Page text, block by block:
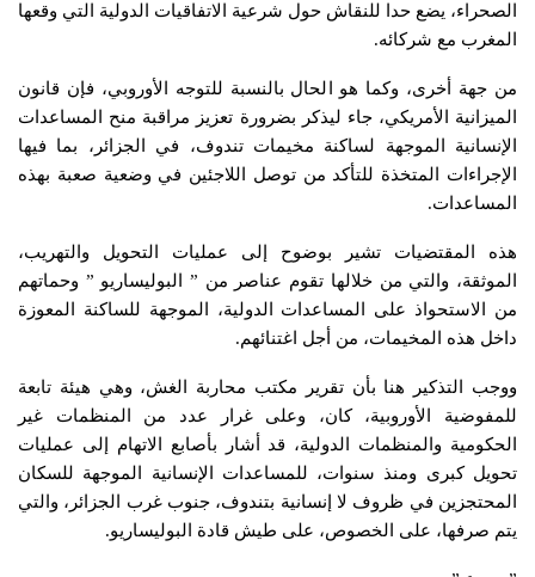
الصحراء، يضع حدا للنقاش حول شرعية الاتفاقيات الدولية التي وقعها
المغرب مع شركائه.
من جهة أخرى، وكما هو الحال بالنسبة للتوجه الأوروبي، فإن قانون
الميزانية الأمريكي، جاء ليذكر بضرورة تعزيز مراقبة منح المساعدات
الإنسانية الموجهة لساكنة مخيمات تندوف، في الجزائر، بما فيها
الإجراءات المتخذة للتأكد من توصل اللاجئين في وضعية صعبة بهذه
المساعدات.
هذه المقتضيات تشير بوضوح إلى عمليات التحويل والتهريب،
الموثقة، والتي من خلالها تقوم عناصر من ” البوليساريو ” وحماتهم
من الاستحواذ على المساعدات الدولية، الموجهة للساكنة المعوزة
داخل هذه المخيمات، من أجل اغتنائهم.
ووجب التذكير هنا بأن تقرير مكتب محاربة الغش، وهي هيئة تابعة
للمفوضية الأوروبية، كان، وعلى غرار عدد من المنظمات غير
الحكومية والمنظمات الدولية، قد أشار بأصابع الاتهام إلى عمليات
تحويل كبرى ومنذ سنوات، للمساعدات الإنسانية الموجهة للسكان
المحتجزين في ظروف لا إنسانية بتندوف، جنوب غرب الجزائر، والتي
يتم صرفها، على الخصوص، على طيش قادة البوليساريو.